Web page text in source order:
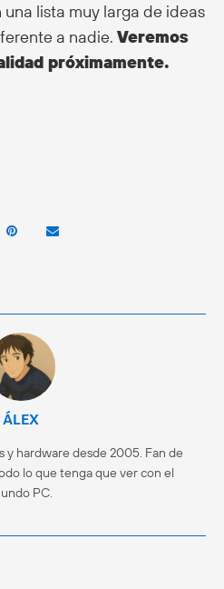
lista muy larga de ideas
a nadie. Veremos
próximamente.
ÁLEX
y hardware desde 2005. Fan de
lo que tenga que ver con el
PC.